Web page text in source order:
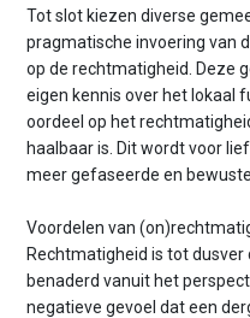
Tot slot kiezen diverse
pragmatische invoering van
op de rechtmatigheid. Deze
eigen kennis over het lokaal
oordeel op het
haalbaar is. Dit wordt voor
meer gefaseerde en
Voordelen van
Rechtmatigheid is tot dusver
benaderd vanuit het
negatieve gevoel dat een